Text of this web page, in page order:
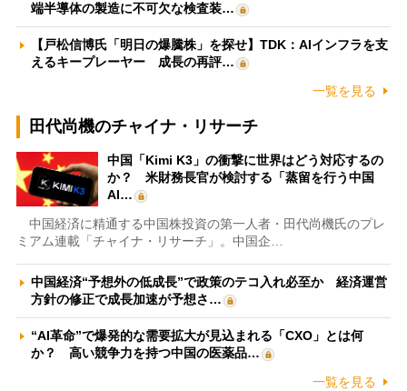
端半導体の製造に不可欠な検査装…
【戸松信博氏「明日の爆騰株」を探せ】TDK：AIインフラを支
えるキープレーヤー 成長の再評…
一覧を見る
田代尚機のチャイナ・リサーチ
中国「Kimi K3」の衝撃に世界はどう対応するの
か？ 米財務長官が検討する「蒸留を行う中国
AI…
中国経済に精通する中国株投資の第一人者・田代尚機氏のプレ
ミアム連載「チャイナ・リサーチ」。中国企…
中国経済“予想外の低成長”で政策のテコ入れ必至か 経済運営
方針の修正で成長加速が予想さ…
“AI革命”で爆発的な需要拡大が見込まれる「CXO」とは何
か？ 高い競争力を持つ中国の医薬品…
一覧を見る